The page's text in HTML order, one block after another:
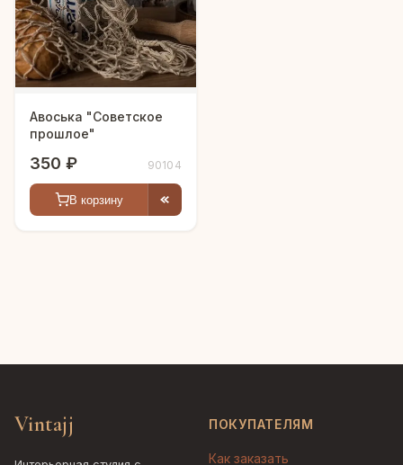
Авоська "Советское
прошлое"
350 ₽ 90104
В корзину
Vintajj ПОКУПАТЕЛЯМ
Как заказать